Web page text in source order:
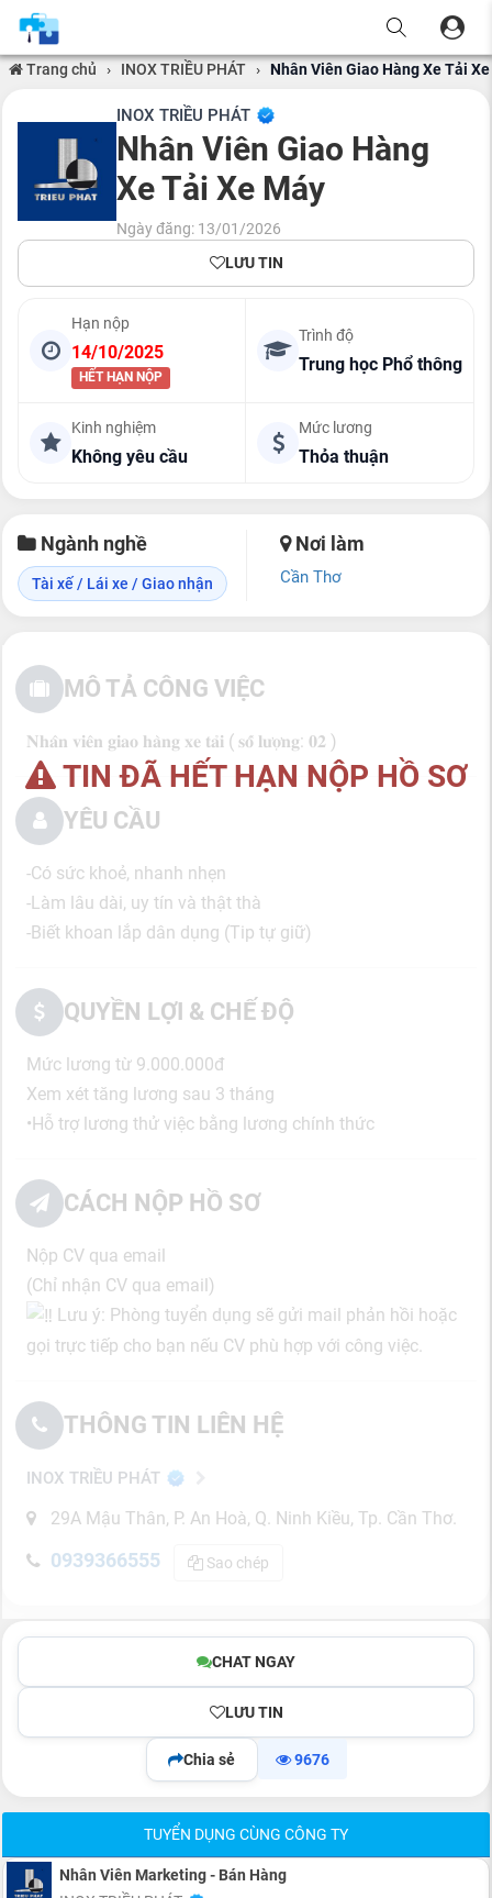
Trang chủ › INOX TRIỀU PHÁT › Nhân Viên Giao Hàng Xe Tải
INOX TRIỀU PHÁT
Nhân Viên Giao Hàng
Xe Tải Xe Máy
Ngày đăng: 13/01/2026
LƯU TIN
Hạn nộp
14/10/2025
HẾT HẠN NỘP
Trình độ
Trung học Phổ thông
Kinh nghiệm
Không yêu cầu
Mức lương
Thỏa thuận
Ngành nghề
Tài xế / Lái xe / Giao nhận
Nơi làm
Cần Thơ
TIN ĐÃ HẾT HẠN NỘP HỒ SƠ
MÔ TẢ CÔNG VIỆC
𝐍𝐡𝐚̂𝐧 𝐯𝐢𝐞̂𝐧 𝐠𝐢𝐚𝐨 𝐡𝐚̀𝐧𝐠 𝐱𝐞 𝐭𝐚̉𝐢 ( 𝐬𝐨̂́ 𝐥𝐮̛𝐨̛̣𝐧𝐠: 𝟎𝟐 )
YÊU CẦU
-Có sức khoẻ, nhanh nhẹn
-Làm lâu dài, uy tín và thật thà
-Biết khoan lắp dân dụng (Tip tự giữ)
QUYỀN LỢI & CHẾ ĐỘ
Mức lương từ 9.000.000đ
Xem xét tăng lương sau 3 tháng
•Hỗ trợ lương thử việc bằng lương chính thức
CÁCH NỘP HỒ SƠ
Nộp CV qua email
(Chỉ nhận CV qua email)
Lưu ý: Phòng tuyển dụng sẽ gửi mail phản hồi hoặc
gọi trực tiếp cho bạn nếu CV phù hợp với công việc.
THÔNG TIN LIÊN HỆ
INOX TRIỀU PHÁT
29A Mậu Thân, P. An Hoà, Q. Ninh Kiều, Tp. Cần Thơ.
0939366555 Sao chép
CHAT NGAY
LƯU TIN
Chia sẻ 9676
TUYỂN DỤNG CÙNG CÔNG TY
Nhân Viên Marketing - Bán Hàng